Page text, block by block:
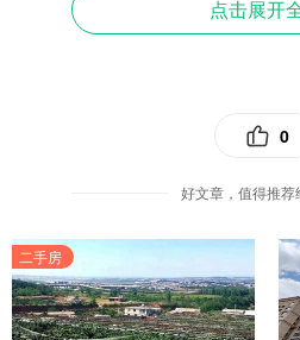
到陈大蓬开车找到这对夫
状急忙
原来他是救援队员
点击展开
0
好文章，值得推荐
二手房